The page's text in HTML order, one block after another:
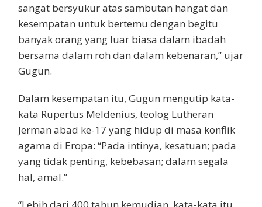
sangat bersyukur atas sambutan hangat dan
kesempatan untuk bertemu dengan begitu
banyak orang yang luar biasa dalam ibadah
bersama dalam roh dan dalam kebenaran,” ujar
Gugun.
Dalam kesempatan itu, Gugun mengutip kata-
kata Rupertus Meldenius, teolog Lutheran
Jerman abad ke-17 yang hidup di masa konflik
agama di Eropa: “Pada intinya, kesatuan; pada
yang tidak penting, kebebasan; dalam segala
hal, amal.”